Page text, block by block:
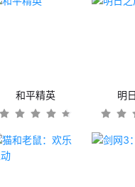
和平精英 明